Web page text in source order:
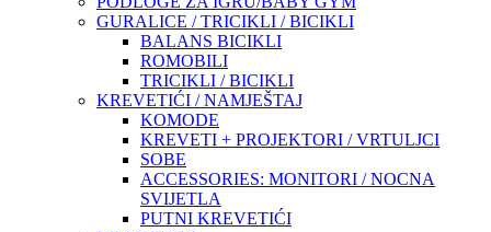
GURALICE / TRICIKLI / BICIKLI
BALANS BICIKLI
ROMOBILI
TRICIKLI / BICIKLI
KREVETIĆI / NAMJEŠTAJ
KOMODE
KREVETI + PROJEKTORI / VRTULJCI
SOBE
ACCESSORIES: MONITORI / NOCNA
SVIJETLA
PUTNI KREVETIĆI